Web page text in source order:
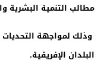
مطالب التنمية البشرية
وذلك لمواجهة
البلدان الإفريقية.